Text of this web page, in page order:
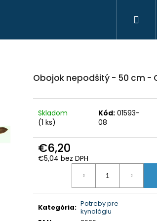
Obojok nepodšitý - 50 cm -
Skladom
(1 ks)
Kód: 01593-
08
€6,20
€5,04 bez DPH
Jednotková
Kategória: Potreby pre
kynológiu
POĽOVNÍCKE NOHAVICE IBEX CHAUD -
VERNEY CARRON - PHPN011 - KAKI